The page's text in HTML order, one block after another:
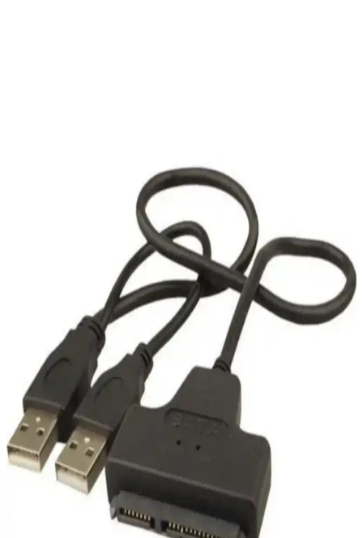
Çin Üretimi STM32 Kartlarda USB Type-C CC Pin
Direnç Desteği Ekleme Yöntemleri ve Önemi
Çin üretimi STM32 kartlarda USB Type-C CC pinlerine 5.1K
direnç eklenmesi, Type-C Type-C kablo uyumluluğunu sağlar. Bu
modifikasyon hassas lehimleme gerektirir ve cihazın güç profilini
doğru algılamasına yardımcı olur.
USBpwrME Adaptörü: Laboratuvarlarda USB Güç
Kaynakları İçin Evrensel ve Güvenli Çözüm
USBpwrME, laboratuvarlarda USB güç kaynaklarını evrensel ve
güvenli şekilde kullanmak için tasarlanmış adaptördür. Ters polarite
koruması, şarj müzakeresi ve 3-20V arası voltaj desteği sunar.
Dahua 4GB Metal USB Bellek U106: Dayanıklı ve
Yüksek Performanslı Veri Depolama Çözümü
Dahua 4GB Metal USB Bellek U106, yüksek hız ve dayanıklılık
sunan, çok platform uyumlu kompakt veri depolama cihazıdır,
günlük kullanım ve veri yedekleme için ideal tercihtir.
Maxron 16 GB Metal Gövdeli Flash Bellek:
Dayanıklı ve Şık Veri Depolama Çözümü